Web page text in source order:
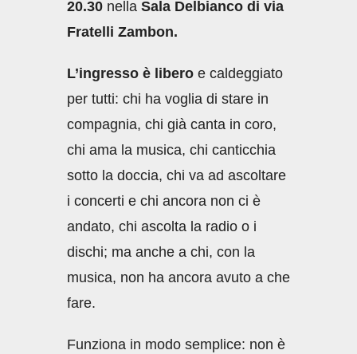
20.30 nella Sala Delbianco di via
Fratelli Zambon.
L’ingresso è libero e caldeggiato
per tutti: chi ha voglia di stare in
compagnia, chi già canta in coro,
chi ama la musica, chi canticchia
sotto la doccia, chi va ad ascoltare
i concerti e chi ancora non ci è
andato, chi ascolta la radio o i
dischi; ma anche a chi, con la
musica, non ha ancora avuto a che
fare.
Funziona in modo semplice: non è